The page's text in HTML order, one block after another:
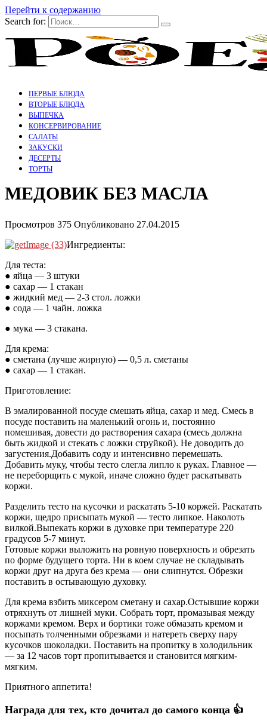
Перейти к содержанию
Search for:
ПЕРВЫЕ БЛЮДА
ВТОРЫЕ БЛЮДА
ВЫПЕЧКА
КОНСЕРВИРОВАНИЕ
САЛАТЫ
ЗАКУСКИ
ДЕСЕРТЫ
ТОРТЫ
МЕДОВИК БЕЗ МАСЛА
Просмотров 375 Опубликовано 27.04.2015
Ингредиенты:
Для теста:
● яйца — 3 штуки
● сахар — 1 стакан
● жидкий мед — 2-3 стол. ложки
● сода — 1 чайн. ложка
● мука — 3 стакана.
Для крема:
● сметана (лучше жирную) — 0,5 л. сметаны
● сахар — 1 стакан.
Приготовление:
В эмалированной посуде смешать яйца, сахар и мед. Смесь в
посуде поставить на маленький огонь и, постоянно
помешивая, довести до растворения сахара (смесь должна
быть жидкой и стекать с ложки струйкой). Не доводить до
загустения.Добавить соду и интенсивно перемешать.
Добавить муку, чтобы тесто слегла липло к руках. Главное —
не переборщить с мукой, иначе сложно будет раскатывать
коржи.
Разделить тесто на кусочки и раскатать 5-10 коржей. Раскатать
коржи, щедро присыпать мукой — тесто липкое. Наколоть
вилкой.Выпекать коржи в духовке при температуре 220
градусов 5-7 минут.
Готовые коржи выложить на ровную поверхность и обрезать
по форме будущего торта. Ни в коем случае не складывать
коржи друг на друга без крема — они слипнутся. Обрезки
поставить в остывающую духовку.
Для крема взбить миксером сметану и сахар.Остывшие коржи
отряхнуть от лишней муки. Собрать торт, промазывая между
коржами кремом. Верх и бортики тоже обмазать кремом и
посыпать толченными обрезками и натереть сверху пару
кусочков шоколадки. Поставить на пропитку в холодильник
— за 12 часов торт пропитывается и становится мягким-
мягким.
Приятного аппетита!
Награда для тех, кто дочитал до самого конца 👍